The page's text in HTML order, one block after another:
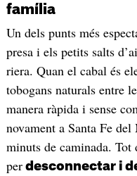
família
Un dels punts més
presa i els petits salts
riera. Quan el cabal és
tobogans naturals entre
manera ràpida i sense
novament a Santa Fe del
minuts de caminada. Tot
perdesconnectar i